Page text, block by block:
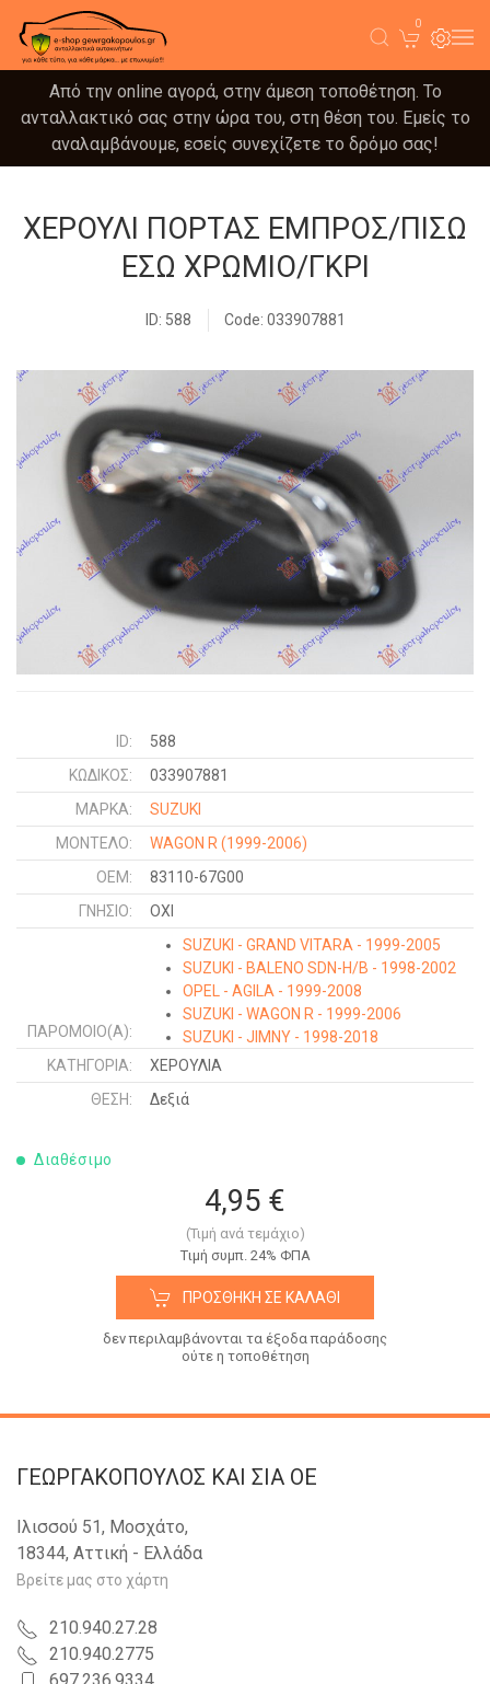
0
Από την online αγορά, στην άμεση τοποθέτηση. Το
ανταλλακτικό σας στην ώρα του, στη θέση του. Εμείς το
αναλαμβάνουμε, εσείς συνεχίζετε το δρόμο σας!
ΧΕΡΟΥΛΙ ΠΟΡΤΑΣ ΕΜΠΡΟΣ/ΠΙΣΩ
ΕΣΩ ΧΡΩΜΙΟ/ΓΚΡΙ
ID: 588 Code: 033907881
ID:
588
ΚΩΔΙΚΌΣ:
033907881
ΜΑΡΚΑ:
SUZUKI
ΜΟΝΤΕΛΟ:
WAGON R (1999-2006)
OEM:
83110-67G00
ΓΝΉΣΙΟ:
ΟΧΙ
ΠΑΡΌΜΟΙΟ(Α):
SUZUKI - GRAND VITARA - 1999-2005
SUZUKI - BALENO SDN-H/B - 1998-2002
OPEL - AGILA - 1999-2008
SUZUKI - WAGON R - 1999-2006
SUZUKI - JIMNY - 1998-2018
SUZUKI - BALENO SDN - 1994-1998
SUZUKI - BALENO H/B - 1994-1998
ΚΑΤΗΓΟΡΊΑ:
ΧΕΡΟΥΛΙΑ
ΘΈΣΗ:
Δεξιά
Διαθέσιμο
4,95 €
(Τιμή ανά τεμάχιο)
Tιμή συμπ. 24% ΦΠΑ
ΠΡΟΣΘΉΚΗ ΣΕ ΚΑΛΆΘΙ
δεν περιλαμβάνονται τα έξοδα παράδοσης
ούτε η τοποθέτηση
ΓΕΩΡΓΑΚΟΠΟΥΛΟΣ KAI ΣΙΑ OE
Ιλισσού 51, Μοσχάτο,
18344, Αττική - Ελλάδα
Βρείτε μας στο χάρτη
210.940.27.28
210.940.2775